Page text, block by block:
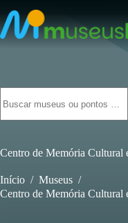
para
o
conteúdo
resultados
Centro de Memória Cultural
Início / Museus /
Centro de Memória Cultural